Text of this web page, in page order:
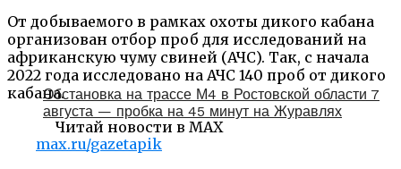
От добываемого в рамках охоты дикого кабана
организован отбор проб для исследований на
африканскую чуму свиней (АЧС). Так, с начала
2022 года исследовано на АЧС 140 проб от дикого
кабана.
Читай новости в MAX
max.ru/gazetapik
Обстановка на трассе М4 в Ростовской области 7
августа — пробка на 45 минут на Журавлях